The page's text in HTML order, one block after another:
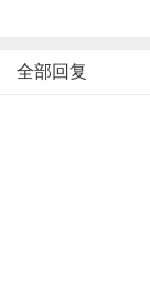
全部回复